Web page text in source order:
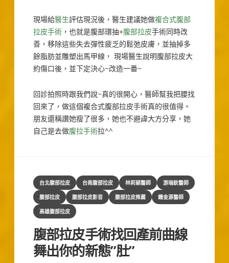
現場給醫生評估現況後，醫生建議她做複合式腹部
拉皮手術 ，也就是腹部環抽+腹部拉皮手術同時改
善，移除這些失去彈性疲乏的鬆弛皮膚，並抽掉多
餘脂肪並雕塑出馬甲線， 現場醫生說明腹部拉皮大
約傷口後，並下定決心~改造一番~
回診拍照時跟我們說~真的很開心，醫師幫我把腰找
回來了，做這個複合式腹部拉皮手術真的很值得。
朋友還稱讚她瘦了很多，她也不避諱大方分享，她
自己是去做腹拉手術拉^^
Categories
台北腹部拉皮 台南腹部拉皮 林莉穎醫師
游瑞欽醫師
腹部拉皮
腹部拉皮影音 腹部拉皮推薦
鍾金源醫師
高雄腹部拉皮
腹部拉皮手術找回產前曲線
舞出你的新態”肚”